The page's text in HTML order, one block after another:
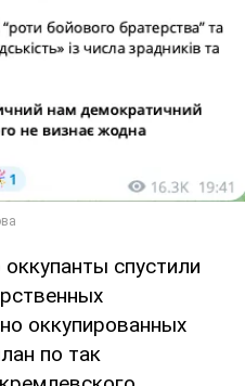
спустили
оккупированных
по так